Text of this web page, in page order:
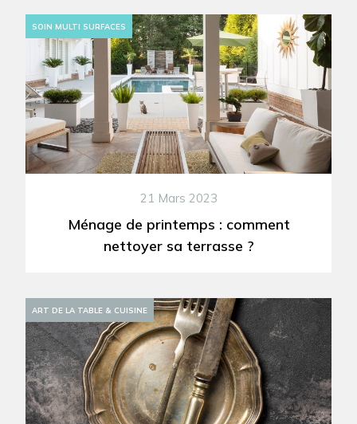
SOIN MULTI SURFACES
21 Mars 2023
Ménage de printemps : comment
nettoyer sa terrasse ?
DÉCORATION
ART DE LA TABLE & CUISINE